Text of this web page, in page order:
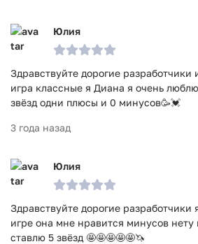
Юлия
Здравствуйте дорогие разработчики
игра классные я Диана я очень
звёзд одни плюсы и 0 минусов🥳💓
3 года назад
Юлия
Здравствуйте дорогие разработчики
игре она мне нравится минусов нету
ставлю 5 звёзд 🤩🤩🤩🤩🤩🦄